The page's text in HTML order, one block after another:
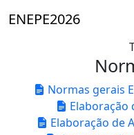
ENEPE2026
Normas gerais
Elaboração
Elaboração de